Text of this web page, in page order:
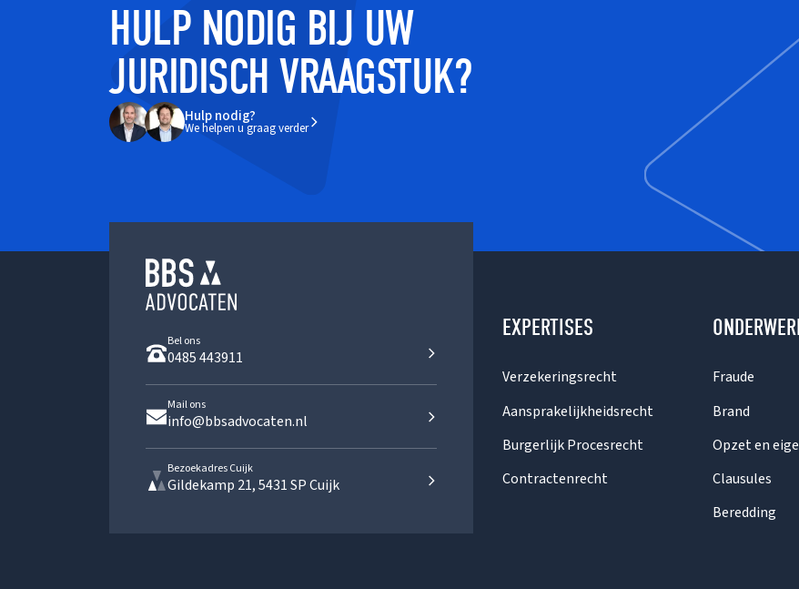
HULP NODIG BIJ UW
JURIDISCH VRAAGSTUK?
Hulp nodig?
We helpen u graag verder
Bel ons
0485 443911
Mail ons
info@bbsadvocaten.nl
Bezoekadres Cuijk
Gildekamp 21, 5431 SP Cuijk
EXPERTISES
Verzekeringsrecht
Aansprakelijkheidsrecht
Burgerlijk Procesrecht
Contractenrecht
Fraude
Brand
Opzet en
Clausules
Beredding